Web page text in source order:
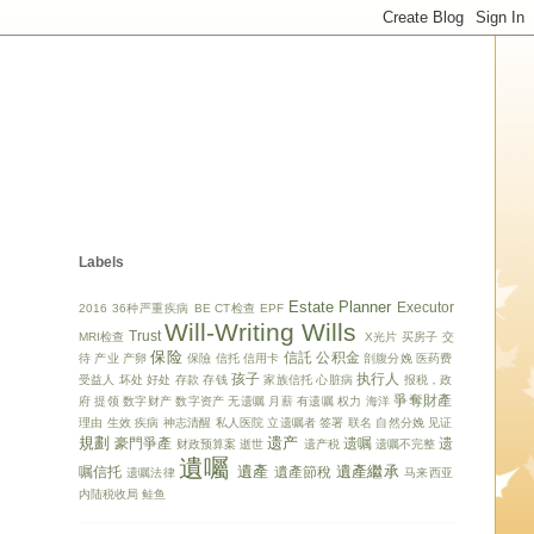
Labels
2016 36种严重疾病 BE CT检查 EPF Estate Planner Executor
MRI检查 Trust Will-Writing Wills X光片 买房子 交
待 产业 产卵 保险 保險 信托 信用卡 信託 公积金 剖腹分娩 医药费
受益人
坏处 好处 存款 存钱 孩子 家族信托 心脏病 执行人
报税，政
府 提领 数字财产 数字资产 无遗嘱 月薪 有遗嘱 权力 海洋 爭奪財產
理由 生效 疾病 神志清醒 私人医院 立遗嘱者 签署 联名 自然分娩 见证
規劃 豪門爭產 财政预算案 逝世 遗产 遗产税 遗嘱 遗嘱不完整 遗
嘱信托 遗嘱法律 遺囑 遺產 遺產節稅 遺產繼承 马来西亚
内陆税收局 鲑鱼